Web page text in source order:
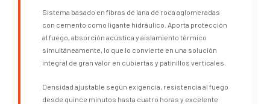
Sistema basado en fibras de lana de roca aglomeradas
con cemento como ligante hidráulico. Aporta protección
al fuego, absorción acústica y aislamiento térmico
simultáneamente, lo que lo convierte en una solución
integral de gran valor en cubiertas y patinillos verticales.
Densidad ajustable según exigencia, resistencia al fuego
desde quince minutos hasta cuatro horas y excelente